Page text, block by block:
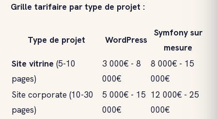
Grille tarifaire par type de projet :
Type de projet WordPress
Symfony sur
mesure
Site vitrine (5-10
pages)
3 000€ - 8
000€
8 000€ - 15
000€
Site corporate (10-30
pages)
5 000€ - 15
000€
12 000€ - 25
000€